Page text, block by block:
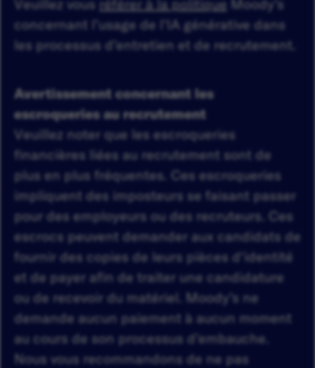
Veuillez vous référer à la politique Moody’s
concernant l’usage de l’IA générative dans
les processus d’entretien et de recrutement.
Avertissement concernant les
escroqueries au recrutement
Veuillez noter que les escroqueries
financières liées au recrutement sont de
plus en plus fréquentes. Ces escroqueries
impliquent des imposteurs se faisant passer
pour des employeurs ou des recruteurs. Ces
escrocs peuvent demander aux candidats de
fournir des copies de leurs pièces d'identité
et de payer afin de traiter une candidature
ou de recevoir du matériel. Moody’s ne
demande aucun paiement à aucun moment
au cours de son processus d’embauche.
Nous vous recommandons de ne pas